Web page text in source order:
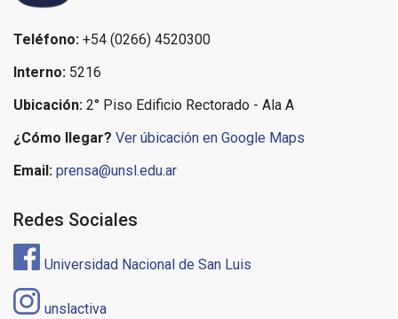
Teléfono: +54 (0266) 4520300
Interno: 5216
Ubicación: 2° Piso Edificio Rectorado - Ala A
¿Cómo llegar? Ver úbicación en Google Maps
Email: prensa@unsl.edu.ar
Redes Sociales
Universidad Nacional de San Luis
unslactiva